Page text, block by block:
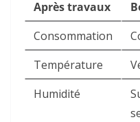
Après travaux
Consommation
Température
Humidité